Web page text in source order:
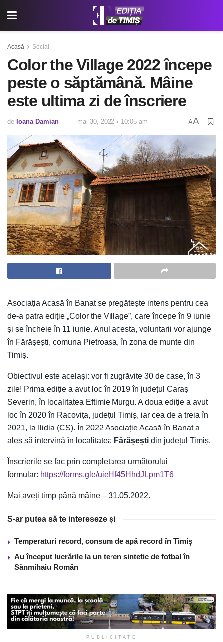
Acasă Social
Color the Village 2022 începe
peste o săptămână. Mâine
este ultima zi de înscriere
de Ioana Damian mai 30, 2022 ◦ 10:05 am AA
Asociația Acasă în Banat se pregătește intens pentru cea
de-a patra ediție „Color the Village”, care începe în 9 iunie
și se încheie în 11 iunie. Anul acesta, voluntarii vor ajunge
în Fărășești, comuna Pietroasa, în zona de munte din
Timiș.
Obiectivul este același: vor fi zugrăvite 30 de case, în 3
zile! Prima ediție a avut loc în 2019 în județul Caraș
Severin, în localitatea Eftimie Murgu. A doua ediție a avut
loc în 2020 în Racovița, județul Timiș, iar cea de a treia în
2021, la Ilidia (CS). În 2022 Asociație Acasă în Banat a
ales să intervină în localitatea Fărășești din județul Timiș.
Înscrierile se fac prin completarea următorului
formular: https://forms.gle/uieHf45HhdJLpm1T6
Mai aveți timp până mâine – 31.05.2022.
S-ar putea să te intereseze și
Temperaturi record, consum de apă record în Timiș
Au început lucrările la un teren sintetic de fotbal în
Sânmihaiu Român
PUBLICITATE